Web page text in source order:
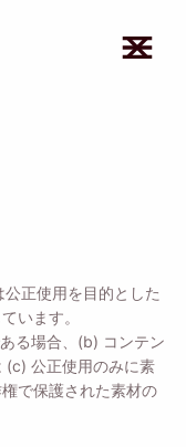
正使用を目的とした
います。
る場合、(b) コンテン
(c) 公正使用のみに素
で保護された素材の
🔔
ったら、Viddly
身にリマインダ